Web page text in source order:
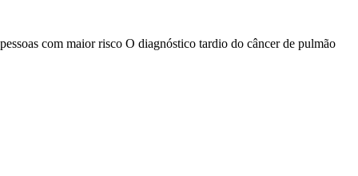
com maior risco O diagnóstico tardio do câncer de pulmão